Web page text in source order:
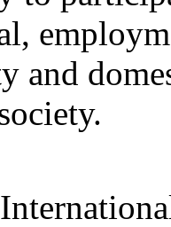
and